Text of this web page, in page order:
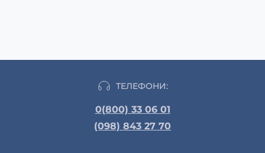
ТЕЛЕФОНИ:
0(800) 33 06 01
(098) 843 27 70